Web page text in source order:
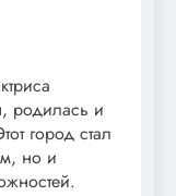
родилась и
город стал
но и